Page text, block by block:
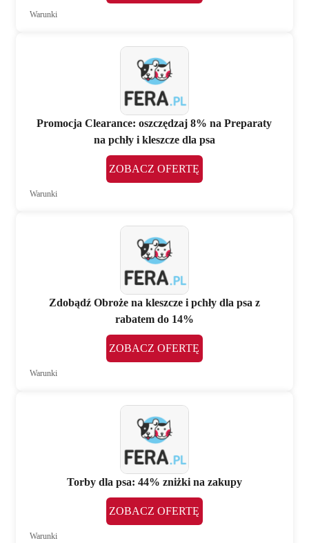
Warunki
Promocja Clearance: oszczędzaj 8% na Preparaty
na pchły i kleszcze dla psa
ZOBACZ OFERTĘ
Warunki
Zdobądź Obroże na kleszcze i pchły dla psa z
rabatem do 14%
ZOBACZ OFERTĘ
Warunki
Torby dla psa: 44% zniżki na zakupy
ZOBACZ OFERTĘ
Warunki